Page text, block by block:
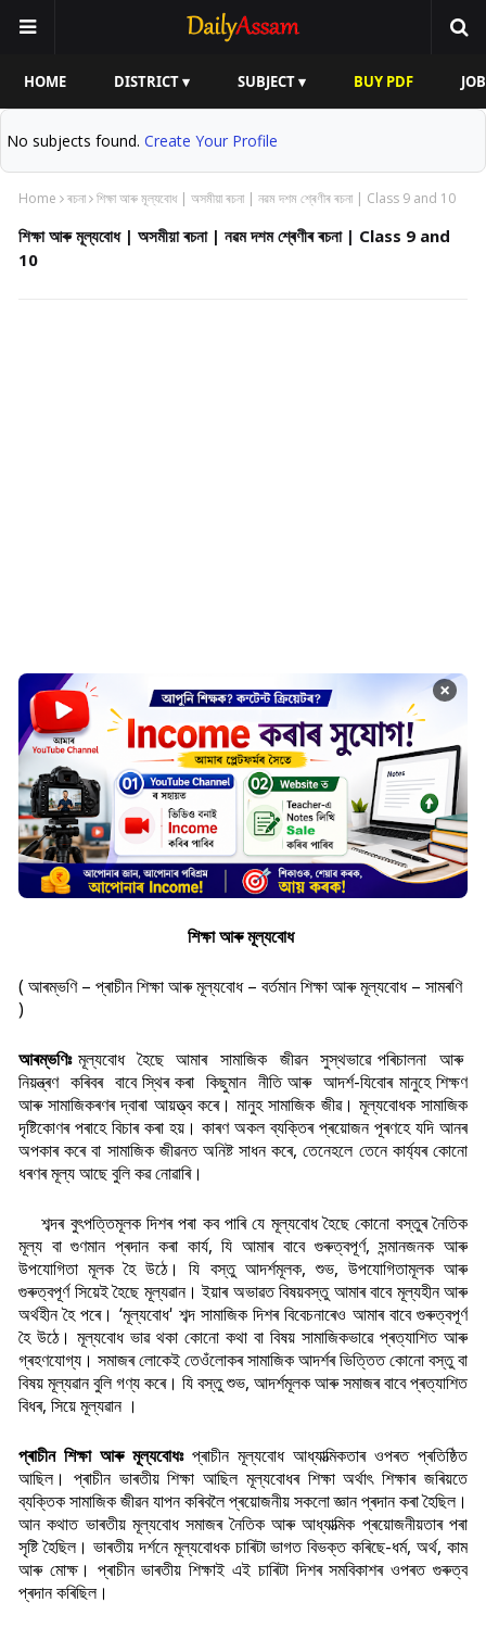
HOME DISTRICT ▾ SUBJECT ▾ BUY PDF
No subjects found. Create Your Profile
Home ৰচনা শিক্ষা আৰু মূল্যবোধ | অসমীয়া ৰচনা | নৱম দশম শ্ৰেণীৰ ৰচনা | Class 9 and 10
শিক্ষা আৰু মূল্যবোধ | অসমীয়া ৰচনা | নৱম দশম শ্ৰেণীৰ ৰচনা | Class 9 and
10
×
শিক্ষা আৰু মূল্যবোধ
( আৰম্ভণি – প্ৰাচীন শিক্ষা আৰু মূল্যবোধ – বৰ্তমান শিক্ষা আৰু মূল্যবোধ – সামৰণি
)
আৰম্ভণিঃ মূল্যবোধ হৈছে আমাৰ সামাজিক জীৱন সুস্থভাৱে পৰিচালনা আৰু
নিয়ন্ত্ৰণ কৰিবৰ বাবে স্থিৰ কৰা কিছুমান নীতি আৰু আদৰ্শ-যিবোৰ মানুহে শিক্ষণ
আৰু সামাজিকৰণৰ দ্বাৰা আয়ত্ত্ব কৰে। মানুহ সামাজিক জীৱ। মূল্যবোধক সামাজিক
দৃষ্টিকোণৰ পৰাহে বিচাৰ কৰা হয়। কাৰণ অকল ব্যক্তিৰ প্ৰয়োজন পূৰণহে যদি আনৰ
অপকাৰ কৰে বা সামাজিক জীৱনত অনিষ্ট সাধন কৰে, তেনেহলে তেনে কাৰ্য্যৰ কোনো
ধৰণৰ মূল্য আছে বুলি কৱ নোৱাৰি।
শব্দৰ বুৎপত্তিমূলক দিশৰ পৰা কব পাৰি যে মূল্যবোধ হৈছে কোনো বস্তুৰ নৈতিক
মূল্য বা গুণমান প্ৰদান কৰা কাৰ্য, যি আমাৰ বাবে গুৰুত্বপূৰ্ণ, সন্মানজনক আৰু
উপযোগিতা মূলক হৈ উঠে। যি বস্তু আদৰ্শমূলক, শুভ, উপযোগিতামূলক আৰু
গুৰুত্বপূৰ্ণ সিয়েই হৈছে মূল্যৱান। ইয়াৰ অভাৱত বিষয়বস্তু আমাৰ বাবে মূল্যহীন আৰু
অৰ্থহীন হৈ পৰে। ‘মূল্যবোধ' শব্দ সামাজিক দিশৰ বিবেচনাৰেও আমাৰ বাবে গুৰুত্বপূৰ্ণ
হৈ উঠে। মূল্যবোধ ভাৱ থকা‌ কোনো কথা বা বিষয় সামাজিকভাৱে প্ৰত্যাশিত আৰু
গ্ৰহণযোগ্য। সমাজৰ লোকেই তেওঁলোকৰ সামাজিক আদৰ্শৰ ভিত্তিত কোনো বস্তু বা
বিষয় মূল্যৱান বুলি গণ্য কৰে। যি বস্তু শুভ, আদৰ্শমূলক আৰু সমাজৰ বাবে প্ৰত্যাশিত
বিধৰ, সিয়ে মূল্যৱান ।
প্ৰাচীন শিক্ষা আৰু মূল্যবোধঃপ্ৰাচীন মূল্যবোধ আধ্যাত্মিকতাৰ ওপৰত প্ৰতিষ্ঠিত
আছিল। প্ৰাচীন ভাৰতীয় শিক্ষা আছিল মূল্যবোধৰ শিক্ষা অৰ্থাৎ শিক্ষাৰ জৰিয়তে
ব্যক্তিক সামাজিক জীৱন যাপন কৰিবলৈ প্ৰয়োজনীয় সকলো জ্ঞান প্ৰদান কৰা হৈছিল।
আন কথাত ভাৰতীয় মূল্যবোধ সমাজৰ নৈতিক আৰু আধ্যাত্মিক প্ৰয়োজনীয়তাৰ পৰা
সৃষ্টি হৈছিল। ভাৰতীয় দৰ্শনে মূল্যবোধক চাৰিটা ভাগত বিভক্ত কৰিছে-ধৰ্ম, অৰ্থ, কাম
আৰু মোক্ষ। প্ৰাচীন ভাৰতীয় শিক্ষাই এই চাৰিটা দিশৰ সমবিকাশৰ ওপৰত গুৰুত্ব
প্ৰদান কৰিছিল।